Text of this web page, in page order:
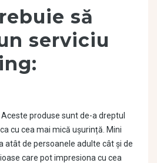
să
serviciu
produse sunt de-a dreptul
cu cea mai mică ușurință. Mini
atât de persoanele adulte cât și de
care pot impresiona cu cea